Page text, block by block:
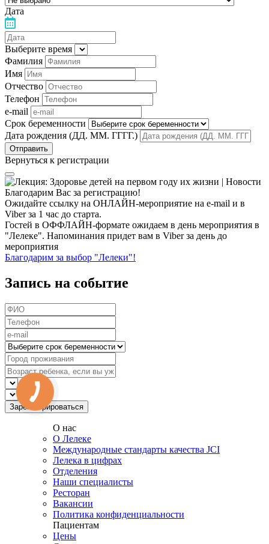
Дата
Выберите время
Фамилия
Имя
Отчество
Телефон
e-mail
Срок беременности
Дата рождения (ДД. ММ. ГГГГ.)
Вернуться к регистрации
Благодарим Вас за регистрацию!
Ожидайте ссылку на ОНЛАЙН-мероприятие на e-mail и в
Viber за 1 час до старта.
Гостей в ОФФЛАЙН-формате ожидаем в день мероприятия в
"Лелеке". Напоминания придет вам в Viber за день до
мероприятия
Благодарим за выбор "Лелеки"!
Запись на событие
О нас
О Лелеке
Международные стандарты качества JCI
Лелека в цифрах
Отделения
Наши специалисты
Ресторан
Вакансии
Политика конфиденциальности
Пациентам
Цены